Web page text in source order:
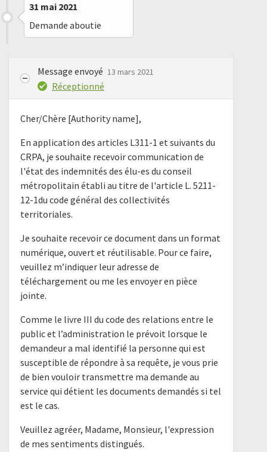
31 mai 2021
Demande aboutie
Message envoyé 13 mars 2021
Réceptionné
Cher/Chère [Authority name],
En application des articles L311-1 et suivants du
CRPA, je souhaite recevoir communication de
l'état des indemnités des élu-es du conseil
métropolitain établi au titre de l'article L. 5211-
12-1du code général des collectivités
territoriales.
Je souhaite recevoir ce document dans un format
numérique, ouvert et réutilisable. Pour ce faire,
veuillez m’indiquer leur adresse de
téléchargement ou me les envoyer en pièce
jointe.
Comme le livre III du code des relations entre le
public et l’administration le prévoit lorsque le
demandeur a mal identifié la personne qui est
susceptible de répondre à sa requête, je vous prie
de bien vouloir transmettre ma demande au
service qui détient les documents demandés si tel
est le cas.
Veuillez agréer, Madame, Monsieur, l'expression
de mes sentiments distingués.